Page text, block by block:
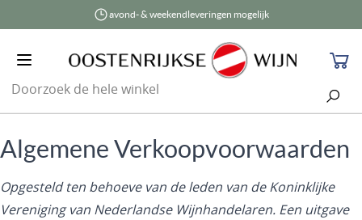
avond- & weekendleveringen mogelijk
Open menu
Algemene Verkoopvoorwaarden
Opgesteld ten behoeve van de leden van de Koninklijke
Vereniging van Nederlandse Wijnhandelaren. Een uitgave